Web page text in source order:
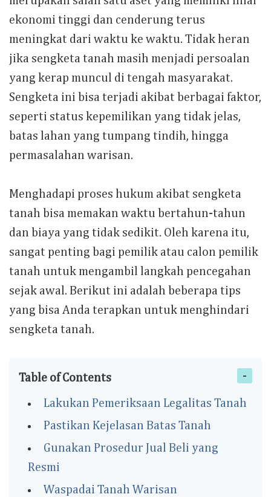
ekonomi tinggi dan cenderung terus
meningkat dari waktu ke waktu. Tidak heran
jika sengketa tanah masih menjadi persoalan
yang kerap muncul di tengah masyarakat.
Sengketa ini bisa terjadi akibat berbagai faktor,
seperti status kepemilikan yang tidak jelas,
batas lahan yang tumpang tindih, hingga
permasalahan warisan.
Menghadapi proses hukum akibat sengketa
tanah bisa memakan waktu bertahun-tahun
dan biaya yang tidak sedikit. Oleh karena itu,
sangat penting bagi pemilik atau calon pemilik
tanah untuk mengambil langkah pencegahan
sejak awal. Berikut ini adalah beberapa tips
yang bisa Anda terapkan untuk menghindari
sengketa tanah.
Table of Contents
Lakukan Pemeriksaan Legalitas Tanah
Pastikan Kejelasan Batas Tanah
Gunakan Prosedur Jual Beli yang
Resmi
Waspadai Tanah Warisan